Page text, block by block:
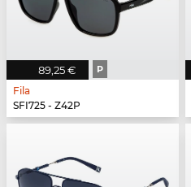
89,25 € P
Fila
SFI725 - Z42P